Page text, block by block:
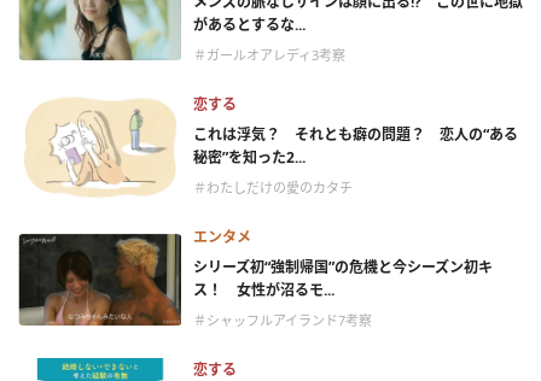
があるとするな...
＃ガールオアレディ3考察
恋する
これは浮気？ それとも癖の問題？ 恋人の“ある
秘密”を知った2...
＃わたしだけの愛のカタチ
エンタメ
シリーズ初“強制帰国”の危機と今シーズン初キ
ス！ 女性が沼るモ...
＃シャッフルアイランド7考察
恋する